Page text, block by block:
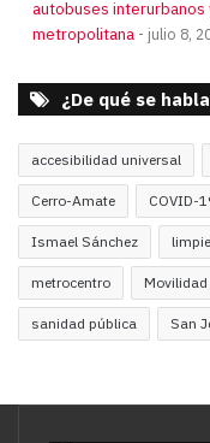
autobuses interurbanos
metropolitana
julio 8,
¿De qué se
accesibilidad universal
Cerro-Amate COVID-
Ismael Sánchez
metrocentro Movilidad
sanidad pública San